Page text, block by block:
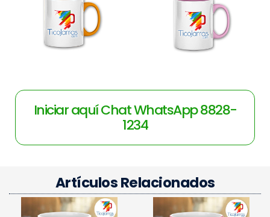
Iniciar aquí Chat WhatsApp 8828-
1234
Artículos Relacionados